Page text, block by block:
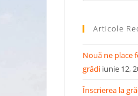
Articole
Nouă ne place
grădi iunie 12,
Înscrierea la